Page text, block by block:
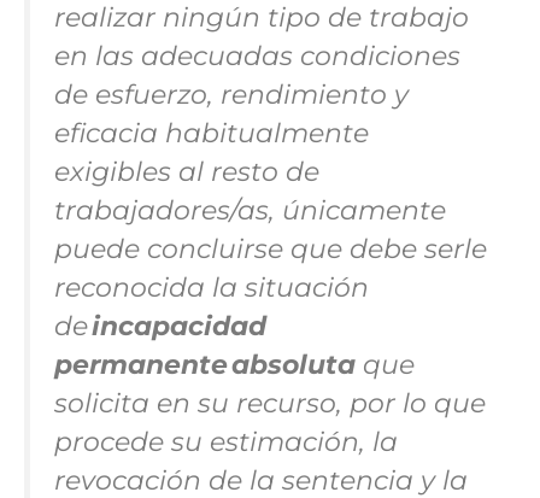
realizar ningún tipo de trabajo
en las adecuadas condiciones
de esfuerzo, rendimiento y
eficacia habitualmente
exigibles al resto de
trabajadores/as, únicamente
puede concluirse que debe serle
reconocida la situación
deincapacidad
permanente absoluta que
solicita en su recurso, por lo que
procede su estimación, la
revocación de la sentencia y la